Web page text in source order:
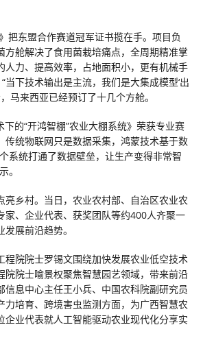
把东盟合作赛道冠军证书揽在手。项目负
方舱解决了食用菌栽培痛点，全周期精准掌
人力、提高效率，占地面积小，更有机械手
当下技术输出是主流，我们是大集成模型‘出
马来西亚已经预订了十几个方舱。
下的“开鸿智棚”农业大棚系统》荣获专业赛
传统物联网只是数据采集，鸿蒙技术基于数
系统打通了数据壁垒，让生产变得非常智
。
亮乡村。当日，农业农村部、自治区农业农
家、企业代表、获奖团队等约400人齐聚一
展前沿趋势。
程院院士罗锡文围绕加快发展农业低空技术
院院士喻景权聚焦智慧园艺领域，带来前沿
信息中心主任王小兵、中国农科院副研究员
力培育、跨境害虫监测方面，为广西智慧农
企业代表就人工智能驱动农业现代化分享实